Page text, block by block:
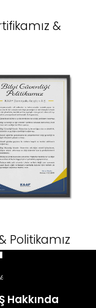
&
Politikamız
Hakkında